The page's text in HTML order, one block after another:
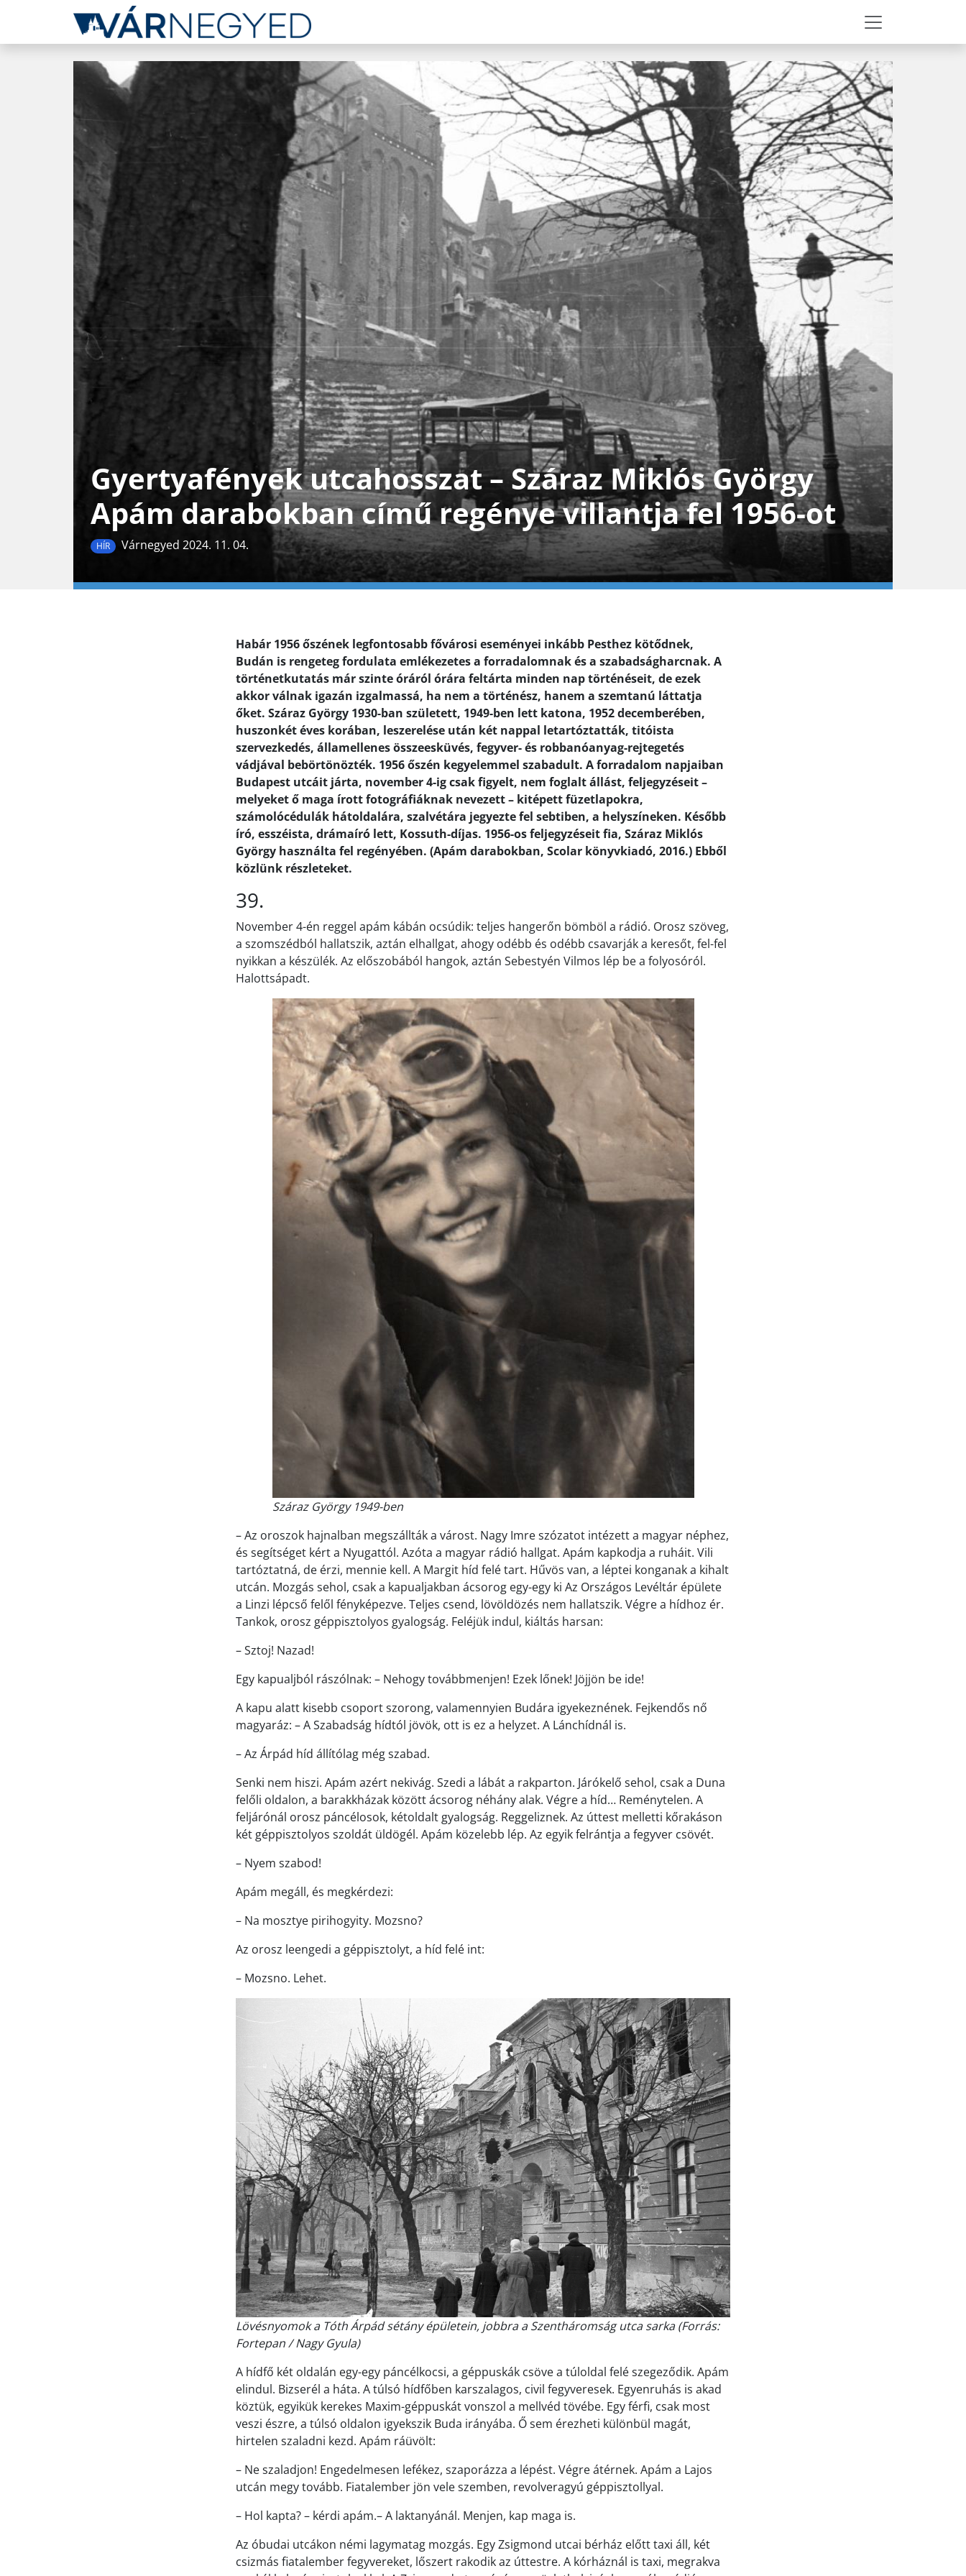
Gyertyafények utcahosszat – Száraz Miklós György
Apám darabokban című regénye villantja fel 1956-ot
HÍR Várnegyed 2024. 11. 04.
Habár 1956 őszének legfontosabb fővárosi eseményei inkább Pesthez kötődnek,
Budán is rengeteg fordulata emlékezetes a forradalomnak és a szabadságharcnak. A
történetkutatás már szinte óráról órára feltárta minden nap történéseit, de ezek
akkor válnak igazán izgalmassá, ha nem a történész, hanem a szemtanú láttatja
őket. Száraz György 1930-ban született, 1949-ben lett katona, 1952 decemberében,
huszonkét éves korában, leszerelése után két nappal letartóztatták, titóista
szervezkedés, államellenes összeesküvés, fegyver- és robbanóanyag-rejtegetés
vádjával bebörtönözték. 1956 őszén kegyelemmel szabadult. A forradalom napjaiban
Budapest utcáit járta, november 4-ig csak figyelt, nem foglalt állást, feljegyzéseit –
melyeket ő maga írott fotográfiáknak nevezett – kitépett füzetlapokra,
számolócédulák hátoldalára, szalvétára jegyezte fel sebtiben, a helyszíneken. Később
író, esszéista, drámaíró lett, Kossuth-díjas. 1956-os feljegyzéseit fia, Száraz Miklós
György használta fel regényében. (Apám darabokban, Scolar könyvkiadó, 2016.) Ebből
közlünk részleteket.
39.
November 4-én reggel apám kábán ocsúdik: teljes hangerőn bömböl a rádió. Orosz szöveg,
a szomszédból hallatszik, aztán elhallgat, ahogy odébb és odébb csavarják a keresőt, fel-fel
nyikkan a készülék. Az előszobából hangok, aztán Sebestyén Vilmos lép be a folyosóról.
Halottsápadt.
Száraz György 1949-ben
– Az oroszok hajnalban megszállták a várost. Nagy Imre szózatot intézett a magyar néphez,
és segítséget kért a Nyugattól. Azóta a magyar rádió hallgat. Apám kapkodja a ruháit. Vili
tartóztatná, de érzi, mennie kell. A Margit híd felé tart. Hűvös van, a léptei konganak a kihalt
utcán. Mozgás sehol, csak a kapualjakban ácsorog egy-egy ki Az Országos Levéltár épülete
a Linzi lépcső felől fényképezve. Teljes csend, lövöldözés nem hallatszik. Végre a hídhoz ér.
Tankok, orosz géppisztolyos gyalogság. Feléjük indul, kiáltás harsan:
– Sztoj! Nazad!
Egy kapualjból rászólnak: – Nehogy továbbmenjen! Ezek lőnek! Jöjjön be ide!
A kapu alatt kisebb csoport szorong, valamennyien Budára igyekeznének. Fejkendős nő
magyaráz: – A Szabadság hídtól jövök, ott is ez a helyzet. A Lánchídnál is.
– Az Árpád híd állítólag még szabad.
Senki nem hiszi. Apám azért nekivág. Szedi a lábát a rakparton. Járókelő sehol, csak a Duna
felőli oldalon, a barakkházak között ácsorog néhány alak. Végre a híd… Reménytelen. A
feljárónál orosz páncélosok, kétoldalt gyalogság. Reggeliznek. Az úttest melletti kőrakáson
két géppisztolyos szoldát üldögél. Apám közelebb lép. Az egyik felrántja a fegyver csövét.
– Nyem szabod!
Apám megáll, és megkérdezi:
– Na mosztye pirihogyity. Mozsno?
Az orosz leengedi a géppisztolyt, a híd felé int:
– Mozsno. Lehet.
Lövésnyomok a Tóth Árpád sétány épületein, jobbra a Szentháromság utca sarka (Forrás:
Fortepan / Nagy Gyula)
A hídfő két oldalán egy-egy páncélkocsi, a géppuskák csöve a túloldal felé szegeződik. Apám
elindul. Bizserél a háta. A túlsó hídfőben karszalagos, civil fegyveresek. Egyenruhás is akad
köztük, egyikük kerekes Maxim-géppuskát vonszol a mellvéd tövébe. Egy férfi, csak most
veszi észre, a túlsó oldalon igyekszik Buda irányába. Ő sem érezheti különbül magát,
hirtelen szaladni kezd. Apám ráüvölt:
– Ne szaladjon! Engedelmesen lefékez, szaporázza a lépést. Végre átérnek. Apám a Lajos
utcán megy tovább. Fiatalember jön vele szemben, revolveragyú géppisztollyal.
– Hol kapta? – kérdi apám.– A laktanyánál. Menjen, kap maga is.
Az óbudai utcákon némi lagymatag mozgás. Egy Zsigmond utcai bérház előtt taxi áll, két
csizmás fiatalember fegyvereket, lőszert rakodik az úttestre. A kórháznál is taxi, megrakva